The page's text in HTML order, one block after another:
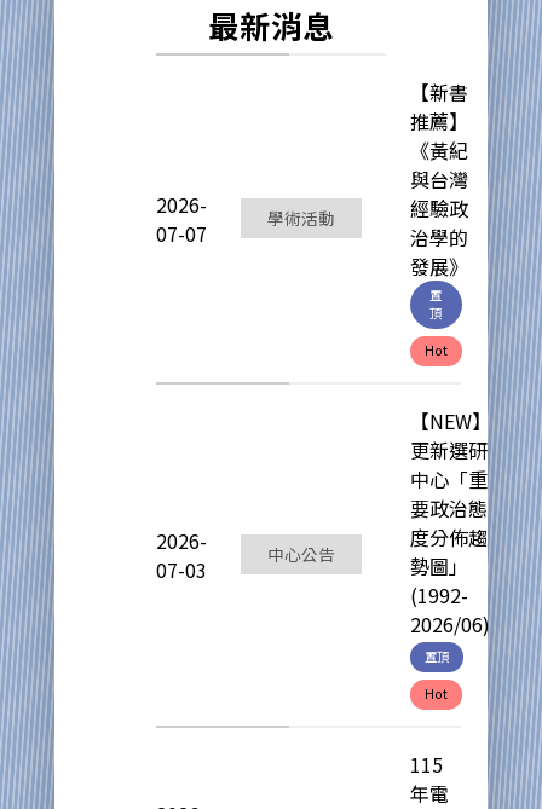
最新消息
2026-
07-07
學術活動
【新書
推薦】
《黃紀
與台灣
經驗政
治學的
發展》
置
頂
Hot
2026-
07-03
中心公告
【NEW】
更新選研
中心「重
要政治態
度分佈趨
勢圖」
(1992-
2026/06)
置頂
Hot
115
年電